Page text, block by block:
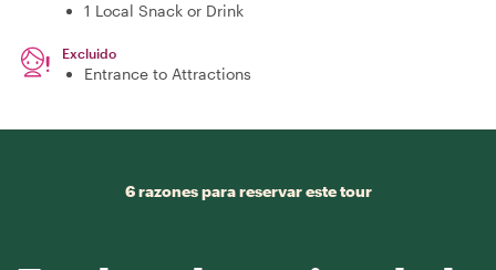
1 Local Snack or Drink
Excluido
Entrance to Attractions
6 razones para reservar este tour